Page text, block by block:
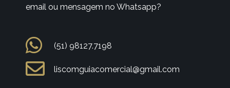
email ou mensagem no Whatsapp?
(51) 98127.7198
liscomguiacomercial@gmail.com